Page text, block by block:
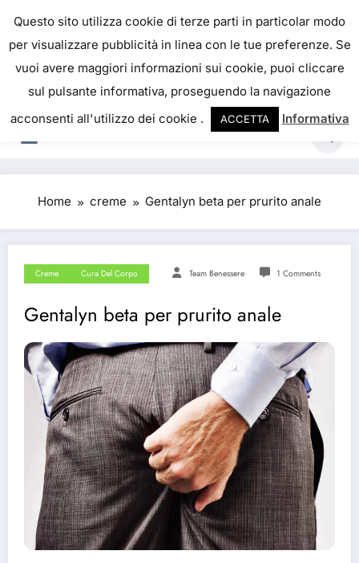
IL PORTALE DEL BENESSERE
La salute è come il denaro, non abbiamo mai una
vera idea del suo valore fino a quando la
perdiamo. Josh Billings
Home creme Gentalyn beta per prurito anale
Creme Cura Del Corpo Team Benessere 1 Comments
Gentalyn beta per prurito anale
Questo sito utilizza cookie di terze parti in particolar modo
per visualizzare pubblicità in linea con le tue preferenze. Se
vuoi avere maggiori informazioni sui cookie, puoi cliccare
sul pulsante informativa, proseguendo la navigazione
acconsenti all'utilizzo dei cookie .
ACCETTA Informativa